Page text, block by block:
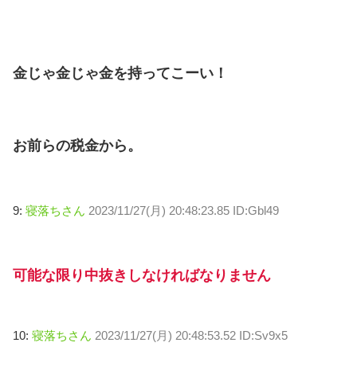
金じゃ金じゃ金を持ってこーい！
お前らの税金から。
9: 寝落ちさん 2023/11/27(月) 20:48:23.85 ID:Gbl49
可能な限り中抜きしなければなりません
10: 寝落ちさん 2023/11/27(月) 20:48:53.52 ID:Sv9x5